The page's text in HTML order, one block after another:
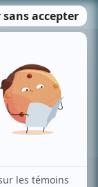
MENU
Recherche avancée »